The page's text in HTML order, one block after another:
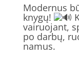
Modernus
knygų!
vairuojant,
po darbų,
namus.